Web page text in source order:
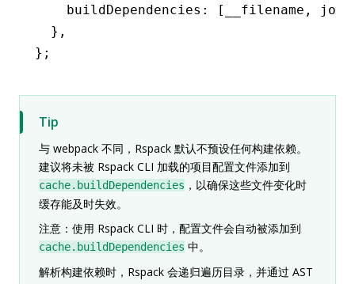
    buildDependencies
: [__filename , join
  }
,
};
Tip
与 webpack 不同，Rspack 默认不预设任何构建依赖。
建议将未被 Rspack CLI 加载的项目配置文件添加到
cache.buildDependencies ，以确保这些文件变化时
缓存能及时失效。
注意：使用 Rspack CLI 时，配置文件会自动被添加到
cache.buildDependencies 中。
解析构建依赖时，Rspack 会递归遍历目录，并通过 AST